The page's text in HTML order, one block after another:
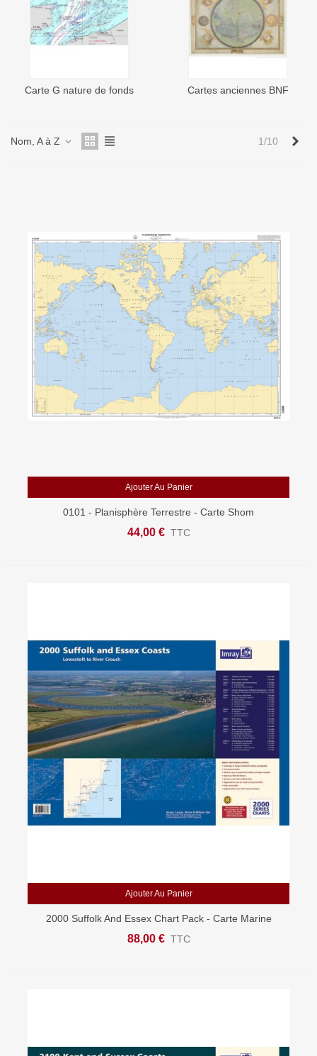
Carte G nature de fonds Cartes anciennes BNF
Nom, A à Z 1/10
Ajouter Au Panier
0101 - Planisphère Terrestre - Carte Shom
44,00 € TTC
Ajouter Au Panier
2000 Suffolk And Essex Chart Pack - Carte Marine
Imray
88,00 € TTC